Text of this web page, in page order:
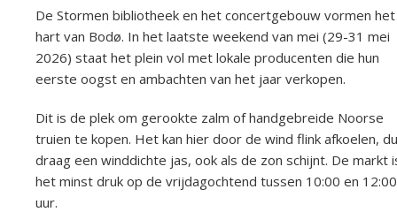
De Stormen bibliotheek en het concertgebouw vormen het
hart van Bodø. In het laatste weekend van mei (29-31 mei
2026) staat het plein vol met lokale producenten die hun
eerste oogst en ambachten van het jaar verkopen.
Dit is de plek om gerookte zalm of handgebreide Noorse
truien te kopen. Het kan hier door de wind flink afkoelen,
draag een winddichte jas, ook als de zon schijnt. De markt
het minst druk op de vrijdagochtend tussen 10:00 en 12:00
uur.